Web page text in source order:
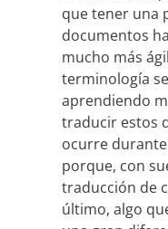
que tener una
documentos
mucho más
terminología
aprendiendo
traducir estos
ocurre
porque, con
traducción de
último, algo